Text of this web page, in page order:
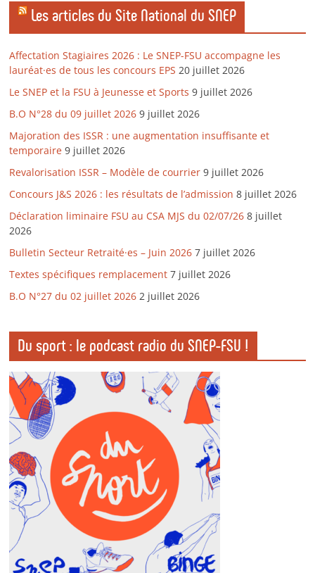
Les articles du Site National du SNEP
Affectation Stagiaires 2026 : Le SNEP-FSU accompagne les
lauréat·es de tous les concours EPS 20 juillet 2026
Le SNEP et la FSU à Jeunesse et Sports 9 juillet 2026
B.O N°28 du 09 juillet 2026 9 juillet 2026
Majoration des ISSR : une augmentation insuffisante et
temporaire 9 juillet 2026
Revalorisation ISSR – Modèle de courrier 9 juillet 2026
Concours J&S 2026 : les résultats de l’admission 8 juillet 2026
Déclaration liminaire FSU au CSA MJS du 02/07/26 8 juillet
2026
Bulletin Secteur Retraité·es – Juin 2026 7 juillet 2026
Textes spécifiques remplacement 7 juillet 2026
B.O N°27 du 02 juillet 2026 2 juillet 2026
Du sport : le podcast radio du SNEP-FSU !